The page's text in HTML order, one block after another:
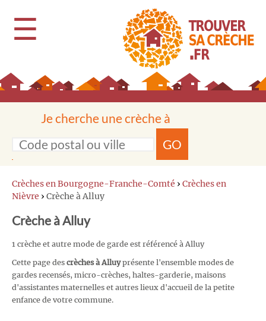
☰
Je cherche une crèche à
GO
Crèches en Bourgogne-Franche-Comté › Crèches en
Nièvre › Crèche à Alluy
Crèche à Alluy
1 crèche et autre mode de garde est référencé à Alluy
Cette page des crèches à Alluyprésente l'ensemble modes de
gardes recensés, micro-crèches, haltes-garderie, maisons
d'assistantes maternelles et autres lieux d'accueil de la petite
enfance de votre commune.